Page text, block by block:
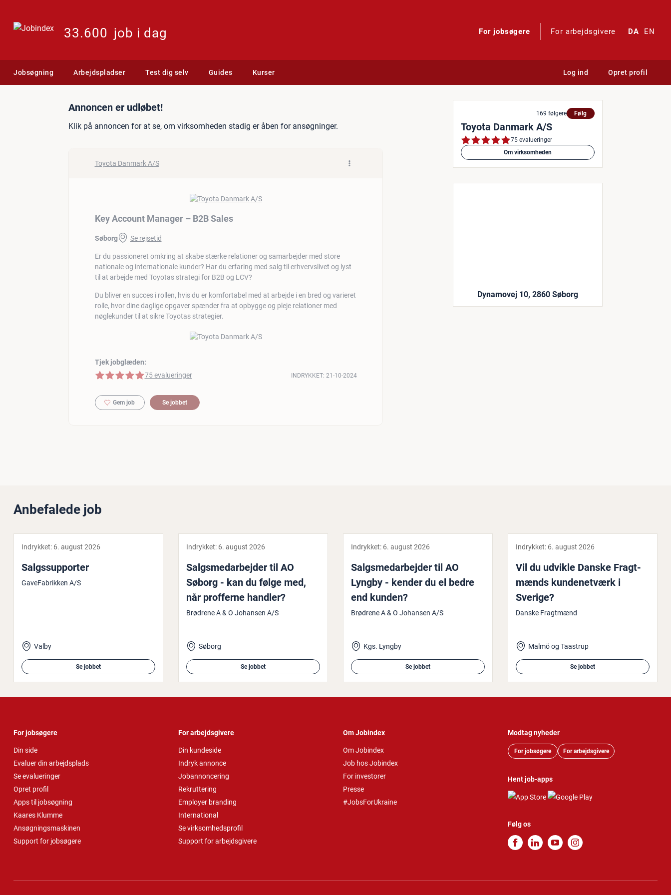
33.600 job i dag For jobsøgere For arbejdsgivere DA EN
Jobsøgning Arbejdspladser Test dig selv Guides Kurser Log ind Opret profil
Jobannonce: Key Account Manager – B2B Sales
Annoncen er udløbet!
Klik på annoncen for at se, om virksomheden stadig er åben for ansøgninger.
Toyota Danmark A/S
Key Account Manager – B2B Sales
Søborg Se rejsetid
Er du passioneret omkring at skabe stærke relationer og samarbejder med store
nationale og internationale kunder? Har du erfaring med salg til erhvervslivet og lyst
til at arbejde med Toyotas strategi for B2B og LCV?
Du bliver en succes i rollen, hvis du er komfortabel med at arbejde i en bred og varieret
rolle, hvor dine daglige opgaver spænder fra at opbygge og pleje relationer med
nøglekunder til at sikre Toyotas strategier.
Tjek jobglæden:
5 af 5 stjerner
75 evalueringer INDRYKKET: 21-10-2024
Gem job Se jobbet
169 følgere Følg
Toyota Danmark A/S
75 evalueringer
Om virksomheden
Dynamovej 10, 2860 Søborg
Anbefalede job
Indrykket: 6. august 2026
Salgs­sup­por­ter
GaveFabrikken A/S
Valby
Se jobbet
Indrykket: 6. august 2026
Salgs­me­d­ar­bej­der til AO
Søborg - kan du følge med,
når profferne handler?
Brødrene A & O Johansen A/S
Søborg
Se jobbet
Indrykket: 6. august 2026
Salgs­me­d­ar­bej­der til AO
Lyngby - kender du el bedre
end kunden?
Brødrene A & O Johansen A/S
Kgs. Lyngby
Se jobbet
Indrykket: 6. august 2026
Vil du udvikle Danske Fragt­
mænds kun­de­net­værk i
Sverige?
Danske Fragtmænd
Malmö og Taastrup
Se jobbet
For jobsøgere
Din side
Evaluer din arbejdsplads
Se evalueringer
Opret profil
Apps til jobsøgning
Kaares Klumme
Ansøgningsmaskinen
Support for jobsøgere
For arbejdsgivere
Din kundeside
Indryk annonce
Jobannoncering
Rekruttering
Employer branding
International
Se virksomhedsprofil
Support for arbejdsgivere
Om Jobindex
Om Jobindex
Job hos Jobindex
For investorer
Presse
#JobsForUkraine
Modtag nyheder
For jobsøgere For arbejdsgivere
Hent job-apps
Følg os